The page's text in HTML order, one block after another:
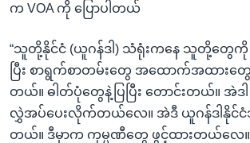
က VOA ကို ပြောပါတယ်
“သူတို့နိုင်ငံ (ယူဂန်ဒါ) သံရုံးကနေ သူတို့တွေကို
ပြီး စာရွက်စာတမ်းတွေ အထောက်အထားတွေပ
တယ်။ ဓါတ်ပုံတွေနဲ့ပြပြီး တောင်းတယ်။ အဲဒ
လွှဲအပ်ပေးလိုက်တယ်လေ။ အဲဒီ ယူဂန်ဒါနိုင်ငံ
တယ်။ ဒီမှာက ကုမ္ပဏီတွေ ဖွင့်ထားတယ်လေ။